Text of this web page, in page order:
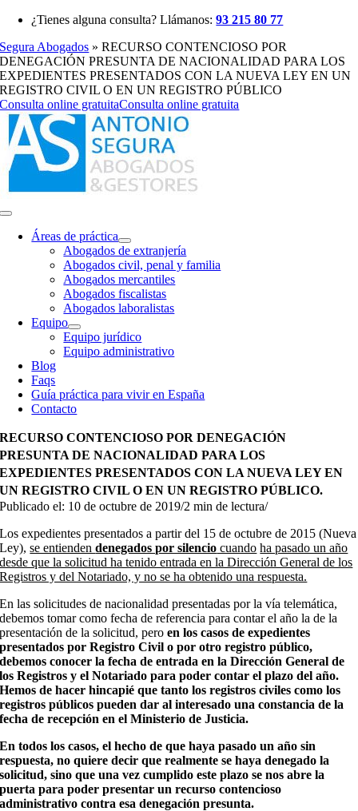
Saltar
contenido
¿Tienes alguna consulta? Llámanos:93 215 80 77
Segura Abogados »RECURSO CONTENCIOSO POR
DENEGACIÓN PRESUNTA DE NACIONALIDAD PARA LOS
EXPEDIENTES PRESENTADOS CON LA NUEVA LEY EN UN
REGISTRO CIVIL O EN UN REGISTRO PÚBLICO
Consulta online gratuitaConsulta online gratuita
Toggle
NavigationÁreas de práctica
Abogados de extranjería
Abogados civil, penal y familia
Abogados mercantiles
Abogados fiscalistas
Abogados laboralistas
Equipo
Equipo jurídico
Equipo administrativo
Blog
Faqs
Guía práctica para vivir en España
Contacto
RECURSO CONTENCIOSO POR DENEGACIÓN
PRESUNTA DE NACIONALIDAD PARA LOS
EXPEDIENTES PRESENTADOS CON LA NUEVA LEY EN
UN REGISTRO CIVIL O EN UN REGISTRO PÚBLICO.
Publicado el: 10 de octubre de 2019/2 min de lectura/
Los expedientes presentados a partir del 15 de octubre de 2015 (Nueva
Ley),se entiendendenegados por silencio cuando ha pasado un año
desde que la solicitud ha tenido entrada en la Dirección General de los
Registros y del Notariado, y no se ha obtenido una respuesta.
En las solicitudes de nacionalidad presentadas por la vía telemática,
debemos tomar como fecha de referencia para contar el año la de la
presentación de la solicitud, peroen los casos de expedientes
presentados por Registro Civil o por otro registro público,
debemos conocer la fecha de entrada en la Dirección General de
los Registros y el Notariado para poder contar el plazo del año.
Hemos de hacer hincapié que tanto los registros civiles como los
registros públicos pueden dar al interesado una constancia de la
fecha de recepción en el Ministerio de Justicia.
En todos los casos, el hecho de que haya pasado un año sin
respuesta, no quiere decir que realmente se haya denegado la
solicitud, sino que una vez cumplido este plazo se nos abre la
puerta para poder presentar un recurso contencioso
administrativo contra esa denegación presunta.